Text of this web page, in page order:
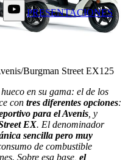
| |PRESENTACIONES
Burgman Street EX125
en su gama: el de los
con tres diferentes opciones:
para el Avenis, y
EX. El denominador
sencilla pero muy
de combustible
Sobre esa base, el